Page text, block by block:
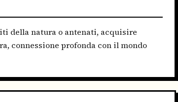
della natura o antenati, acquisire
connessione profonda con il mondo